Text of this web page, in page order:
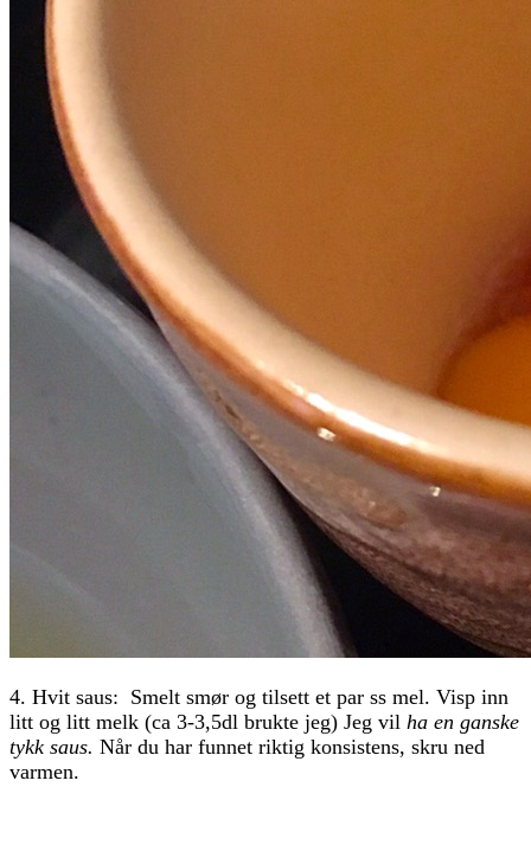
4. Hvit saus: Smelt smør og tilsett et par ss mel. Visp inn
litt og litt melk (ca 3-3,5dl brukte jeg) Jeg vil ha en ganske
tykk saus. Når du har funnet riktig konsistens, skru ned
varmen.